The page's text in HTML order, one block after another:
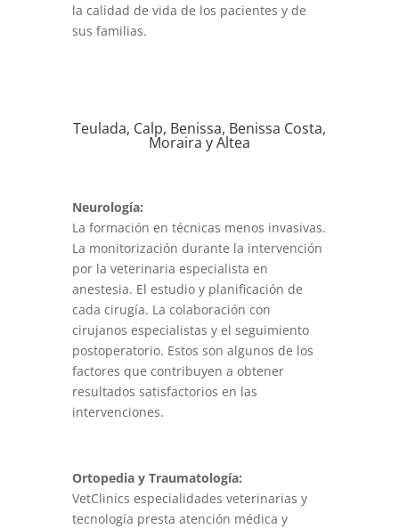
la calidad de vida de los pacientes y de
sus familias.
Teulada, Calp, Benissa, Benissa Costa,
Moraira y Altea
Neurología:
La formación en técnicas menos invasivas.
La monitorización durante la intervención
por la veterinaria especialista en
anestesia. El estudio y planificación de
cada cirugía. La colaboración con
cirujanos especialistas y el seguimiento
postoperatorio. Estos son algunos de los
factores que contribuyen a obtener
resultados satisfactorios en las
intervenciones.
Ortopedia y Traumatología:
VetClinics especialidades veterinarias y
tecnología presta atención médica y